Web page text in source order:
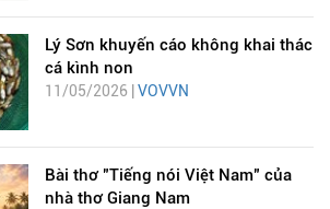
Lý Sơn khuyến cáo không khai thác
cá kình non
11/05/2026 | VOVVN
Bài thơ "Tiếng nói Việt Nam" của
nhà thơ Giang Nam